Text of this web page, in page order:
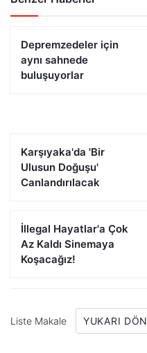
Depremzedeler için
aynı sahnede
buluşuyorlar
Karşıyaka'da 'Bir
Ulusun Doğuşu'
Canlandırılacak
İllegal Hayatlar'a Çok
Az Kaldı Sinemaya
Koşacağız!
Liste Makale YUKARI DÖN